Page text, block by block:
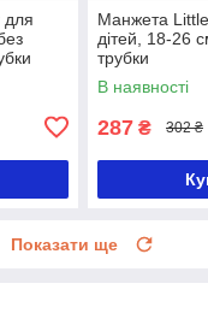
для
Манжета
дітей, 18-26
трубки
В наявності
287 ₴ 302 ₴
Показати ще